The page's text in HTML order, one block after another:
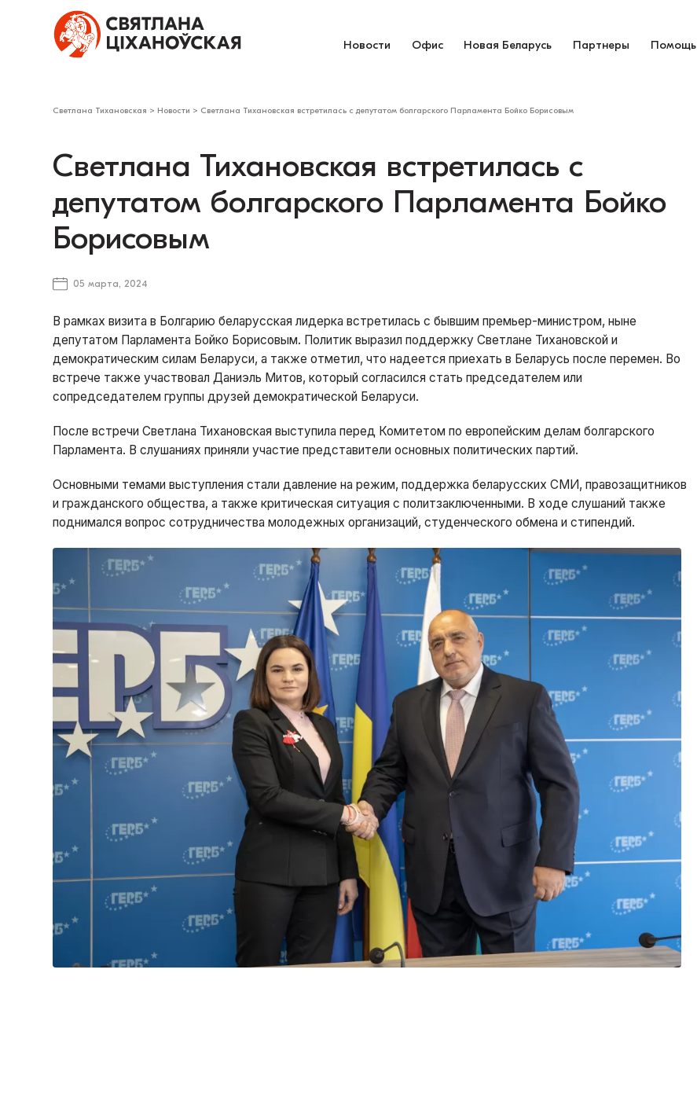
Новости Офис Новая Беларусь Партнеры Помощь
Светлана Тихановская > Новости > Светлана Тихановская встретилась с депутатом болгарского Парламента Бойко Борисовым
Светлана Тихановская встретилась с
депутатом болгарского Парламента Бойко
Борисовым
05 марта, 2024
В рамках визита в Болгарию беларусская лидерка встретилась с бывшим премьер-министром, ныне
депутатом Парламента Бойко Борисовым. Политик выразил поддержку Светлане Тихановской и
демократическим силам Беларуси, а также отметил, что надеется приехать в Беларусь после перемен. Во
встрече также участвовал Даниэль Митов, который согласился стать председателем или
сопредседателем группы друзей демократической Беларуси.
После встречи Светлана Тихановская выступила перед Комитетом по европейским делам болгарского
Парламента. В слушаниях приняли участие представители основных политических партий.
Основными темами выступления стали давление на режим, поддержка беларусских СМИ, правозащитников
и гражданского общества, а также критическая ситуация с политзаключенными. В ходе слушаний также
поднимался вопрос сотрудничества молодежных организаций, студенческого обмена и стипендий.